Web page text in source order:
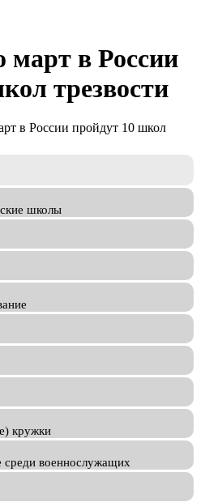
март в России
трезвости
в России пройдут 10 школ
школы
кружки
среди военнослужащих